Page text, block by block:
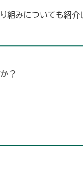
組みについても紹介
？